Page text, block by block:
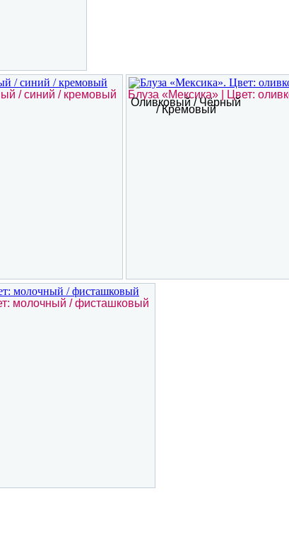
/ синий / кремовый Блуза «Мексика» | Цвет:
Оливковый / Чёрный
/ Кремовый
молочный / фисташковый